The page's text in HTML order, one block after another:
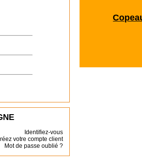
Identifiez-vous
votre compte client
Mot de passe oublié ?